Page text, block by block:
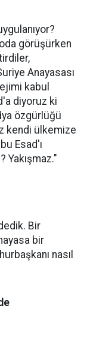
görüşürken
Anayasası
kabul
diyoruz ki
özgürlüğü
kendi ülkemize
Esad'ı
Yakışmaz."
Bir
bir
nasıl